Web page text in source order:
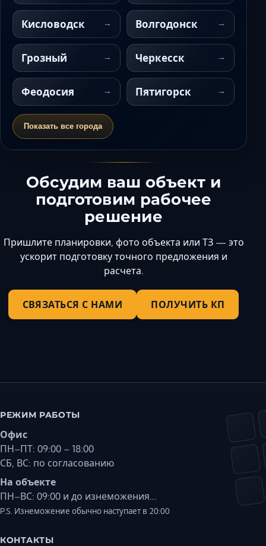
Кисловодск Волгодонск
Грозный Черкесск
Феодосия Пятигорск
Показать все города
Обсудим ваш объект и
подготовим рабочее
решение
Пришлите планировки, фото объекта или ТЗ — это
ускорит подготовку точного предложения и
расчета.
СВЯЗАТЬСЯ С НАМИ ПОЛУЧИТЬ КП
РЕЖИМ РАБОТЫ
Офис
ПН–ПТ: 09:00 – 18:00
СБ, ВС: по согласованию
На объекте
ПН–ВС: 09:00 и до изнеможения...
P.S. Изнеможение обычно наступает в 20:00
КОНТАКТЫ